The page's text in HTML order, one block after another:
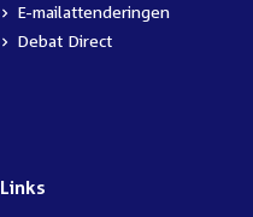
E-mailattenderingen
Debat Direct
Links